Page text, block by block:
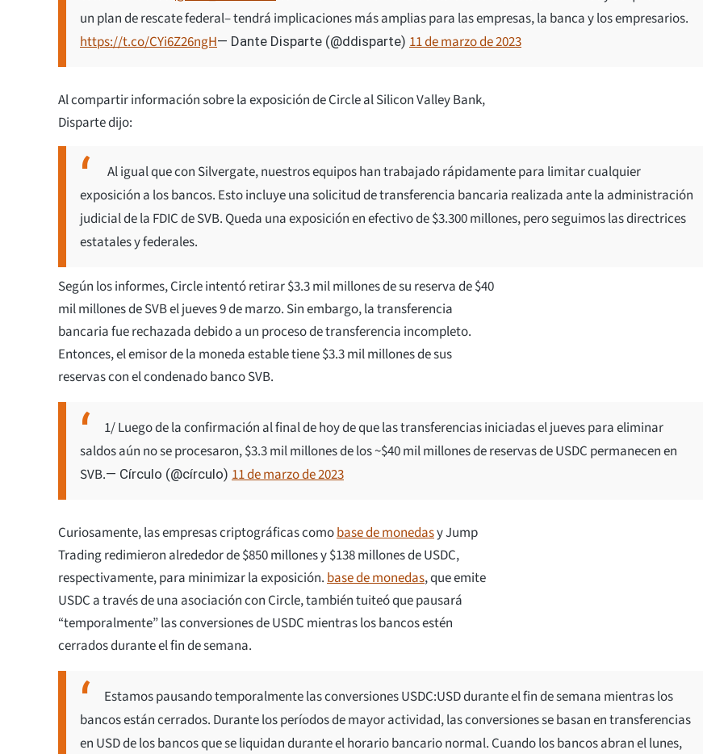
un plan de rescate federal– tendrá implicaciones más amplias para las empresas, la banca y los empresarios.
https://t.co/CYi6Z26ngH— Dante Disparte (@ddisparte) 11 de marzo de 2023
Al compartir información sobre la exposición de Circle al Silicon Valley Bank,
Disparte dijo:
Al igual que con Silvergate, nuestros equipos han trabajado rápidamente para limitar cualquier
exposición a los bancos. Esto incluye una solicitud de transferencia bancaria realizada ante la administración
judicial de la FDIC de SVB. Queda una exposición en efectivo de $3.300 millones, pero seguimos las directrices
estatales y federales.
Según los informes, Circle intentó retirar $3.3 mil millones de su reserva de $40
mil millones de SVB el jueves 9 de marzo. Sin embargo, la transferencia
bancaria fue rechazada debido a un proceso de transferencia incompleto.
Entonces, el emisor de la moneda estable tiene $3.3 mil millones de sus
reservas con el condenado banco SVB.
1/ Luego de la confirmación al final de hoy de que las transferencias iniciadas el jueves para eliminar
saldos aún no se procesaron, $3.3 mil millones de los ~$40 mil millones de reservas de USDC permanecen en
SVB.— Círculo (@círculo) 11 de marzo de 2023
Curiosamente, las empresas criptográficas comobase de monedasy Jump
Trading redimieron alrededor de $850 millones y $138 millones de USDC,
respectivamente, para minimizar la exposición. base de monedas, que emite
USDC a través de una asociación con Circle, también tuiteó que pausará
“temporalmente” las conversiones de USDC mientras los bancos estén
cerrados durante el fin de semana.
Estamos pausando temporalmente las conversiones USDC:USD durante el fin de semana mientras los
bancos están cerrados. Durante los períodos de mayor actividad, las conversiones se basan en transferencias
en USD de los bancos que se liquidan durante el horario bancario normal. Cuando los bancos abran el lunes,